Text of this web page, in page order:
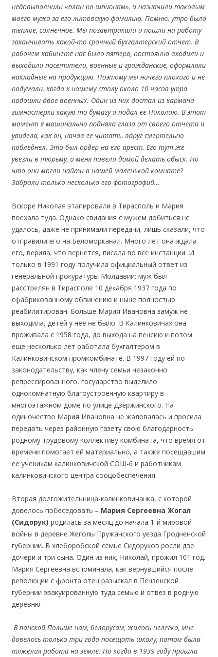
недовыполнили «план по шпионам», и назначили таковым
моего мужа за его литовскую фамилию. Помню, утро было
теплое, солнечное. Мы позавтракали и пошли на работу
заканчивать какой-то срочный бухгалтерский отчет. В
рабочем кабинете нас было пятеро, постоянно входили и
выходили посетители, военные и гражданские, оформляли
накладные на продукцию. Поэтому мы ничего плохого и не
подумали, когда к нашему столу около 10 часов утра
подошли двое военных. Один из них достал из кармана
гимнастерки какую-то бумагу и подал ее Николаю. В этот
момент я машинально подняла глаза от своего отчета и
увидела, как он, начав ее читать, вдруг смертельно
побледнел. Это был ордер на его арест. Его тут же
увезли в тюрьму, а меня повели домой делать обыск. Но
что они могли найти в нашей маленькой комнате?
Забрали только несколько его фотографий…
Вскоре Николая этапировали в Тирасполь и Мария
поехала туда. Однако свидания с мужем добиться не
удалось, даже не принимали передачи, лишь сказали, что
отправили его на Беломорканал. Много лет она ждала
его, верила, что вернется, писала во все инстанции. И
только в 1991 году получила официальный ответ из
генеральной прокуратуры Молдавии: муж был
расстрелян в Тирасполе 10 декабря 1937 года по
сфабрикованному обвинению и ныне полностью
реабилитирован. Больше Мария Ивановна замуж не
выходила, детей у нее не было. В Калинковичах она
проживала с 1958 года, до выхода на пенсию и потом
еще несколько лет работала бухгалтером в
Калинковичском промкомбинате. В 1997 году ей по
законодательству, как члену семьи незаконно
репрессированного, государство выделило
однокомнатную благоустроенную квартиру в
многоэтажном доме по улице Дзержинского. На
одиночество Мария Ивановна не жаловалась и просила
передать через районную газету свою благодарность
родному трудовому коллективу комбината, что время от
времени помогает ей материально, а также посещавшим
ее ученикам калинковичской СОШ-6 и работникам
калинковичского центра сооцобеспечения.
Вторая долгожительница-калинковичанка, с которой
довелось побеседовать – Мария Сергеевна Жогал
(Сидорук) родилась за месяц до начала 1-й мировой
войны в деревне Жеголы Пружанского уезда Гродненской
губернии. В хлеборобской семье Сидоруков росли две
дочери и три сына. Один из них, Николай, прожил 101 год.
Мария Сергеевна вспоминала, как вернувшийся после
революции с фронта отец разыскал в Пензенской
губернии эвакуированную туда семью и отвез в родную
деревню.
В панской Польше нам, белорусам, жилось нелегко, мне
довелось только три года посещать школу, потом была
тяжелая работа на земле. Но когда в 1939 году пришла